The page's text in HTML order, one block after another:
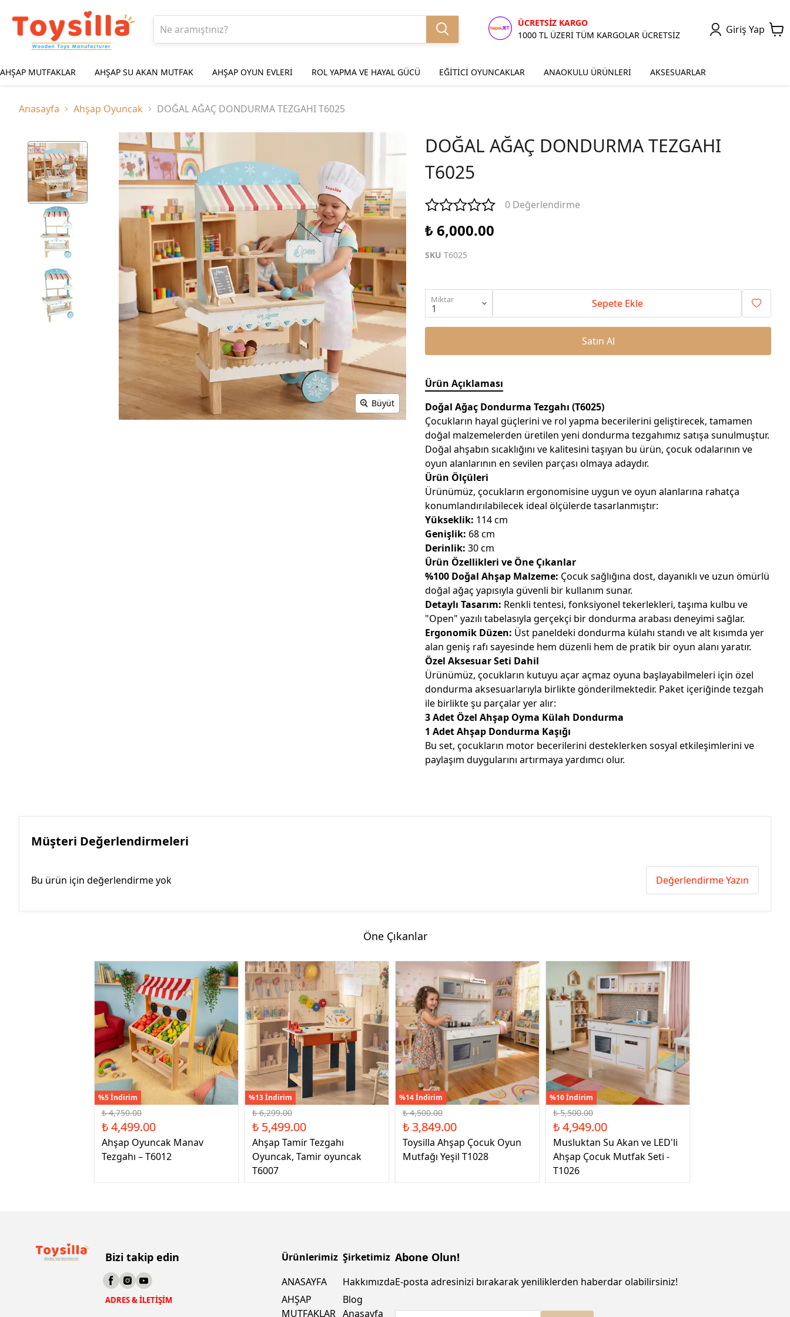
ÜCRETSİZ KARGO
1000 TL ÜZERİ TÜM KARGOLAR ÜCRETSİZ
Giriş Yap
AHŞAP MUTFAKLAR AHŞAP SU AKAN MUTFAK AHŞAP OYUN EVLERİ ROL YAPMA VE HAYAL GÜCÜ EĞİTİCİ OYUNCAKLAR ANAOKULU ÜRÜNLERİ AKSESUARLAR
Anasayfa Ahşap Oyuncak DOĞAL AĞAÇ DONDURMA TEZGAHI T6025
Büyüt
DOĞAL AĞAÇ DONDURMA TEZGAHI
T6025
0 Değerlendirme
₺ 6,000.00
SKU T6025
Miktar Sepete Ekle
Satın Al
Ürün Açıklaması
Doğal Ağaç Dondurma Tezgahı (T6025)
Çocukların hayal güçlerini ve rol yapma becerilerini geliştirecek, tamamen
doğal malzemelerden üretilen yeni dondurma tezgahımız satışa sunulmuştur.
Doğal ahşabın sıcaklığını ve kalitesini taşıyan bu ürün, çocuk odalarının ve
oyun alanlarının en sevilen parçası olmaya adaydır.
Ürün Ölçüleri
Ürünümüz, çocukların ergonomisine uygun ve oyun alanlarına rahatça
konumlandırılabilecek ideal ölçülerde tasarlanmıştır:
Yükseklik: 114 cm
Genişlik: 68 cm
Derinlik: 30 cm
Ürün Özellikleri ve Öne Çıkanlar
%100 Doğal Ahşap Malzeme: Çocuk sağlığına dost, dayanıklı ve uzun ömürlü
doğal ağaç yapısıyla güvenli bir kullanım sunar.
Detaylı Tasarım: Renkli tentesi, fonksiyonel tekerlekleri, taşıma kulbu ve
"Open" yazılı tabelasıyla gerçekçi bir dondurma arabası deneyimi sağlar.
Ergonomik Düzen: Üst paneldeki dondurma külahı standı ve alt kısımda yer
alan geniş rafı sayesinde hem düzenli hem de pratik bir oyun alanı yaratır.
Özel Aksesuar Seti Dahil
Ürünümüz, çocukların kutuyu açar açmaz oyuna başlayabilmeleri için özel
dondurma aksesuarlarıyla birlikte gönderilmektedir. Paket içeriğinde tezgah
ile birlikte şu parçalar yer alır:
3 Adet Özel Ahşap Oyma Külah Dondurma
1 Adet Ahşap Dondurma Kaşığı
Bu set, çocukların motor becerilerini desteklerken sosyal etkileşimlerini ve
paylaşım duygularını artırmaya yardımcı olur.
Müşteri Değerlendirmeleri
Bu ürün için değerlendirme yok Değerlendirme Yazın
Öne Çıkanlar
%5 İndirim
₺ 4,750.00
₺ 4,499.00
Ahşap Oyuncak Manav
Tezgahı – T6012
%13 İndirim
₺ 6,299.00
₺ 5,499.00
Ahşap Tamir Tezgahı
Oyuncak, Tamir oyuncak
T6007
%14 İndirim
₺ 4,500.00
₺ 3,849.00
Toysilla Ahşap Çocuk Oyun
Mutfağı Yeşil T1028
%10 İndirim
₺ 5,500.00
₺ 4,949.00
Musluktan Su Akan ve LED'li
Ahşap Çocuk Mutfak Seti -
T1026
Bizi takip edin
ADRES & İLETİŞİM
Ürünlerimiz
ANASAYFA
AHŞAP
MUTFAKLAR
Şirketimiz
Hakkımızda
Blog
Anasayfa
Abone Olun!
E-posta adresinizi bırakarak yeniliklerden haberdar olabilirsiniz!